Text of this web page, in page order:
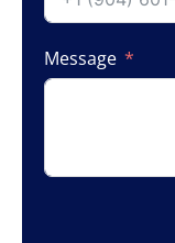
Message